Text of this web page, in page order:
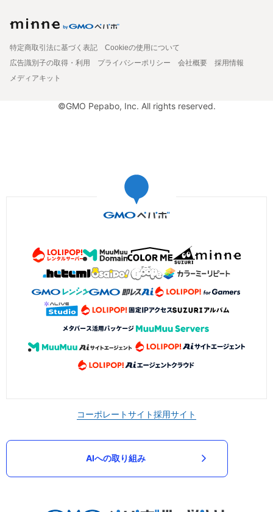
特定商取引法に基づく表記
Cookieの使用について
広告識別子の取得・利用
プライバシーポリシー 会社概要
採用情報
メディアキット
©GMO Pepabo, Inc. All rights reserved.
コーポレートサイト採用サイト
AIへの取り組み